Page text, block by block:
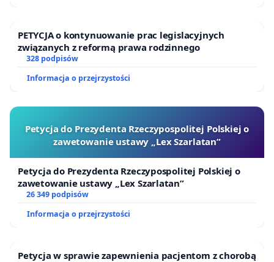
PETYCJA o kontynuowanie prac legislacyjnych
związanych z reformą prawa rodzinnego
328 podpisów
Informacja o przejrzystości
Petycja do Prezydenta Rzeczypospolitej Polskiej o
zawetowanie ustawy „Lex Szarlatan”
Petycja do Prezydenta Rzeczypospolitej Polskiej o
zawetowanie ustawy „Lex Szarlatan”
26 349 podpisów
Informacja o przejrzystości
Petycja w sprawie zapewnienia pacjentom z chorobą